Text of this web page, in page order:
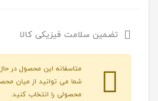
تضمین سلامت فیزیکی کالا
متاسفانه این محصول در
شما می توانید از میان
محصولی را انتخاب کنید.